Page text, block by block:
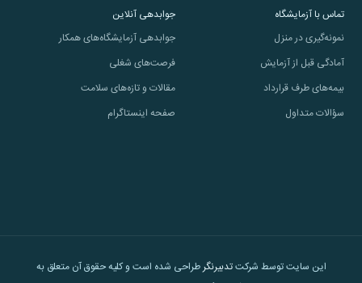
تماس با آزمایشگاه
نمونه‌گیری در منزل
آمادگی قبل از آزمایش
بیمه‌های طرف قرارداد
سؤالات متداول
جوابدهی آنلاین
جوابدهی آزمایشگاه‌های همکار
فرصت‌های شغلی
مقالات و تازه‌های سلامت
صفحه اینستاگرام
این سایت توسط شرکتتدبیرنگرطراحی شده است و کلیه حقوق آن متعلق به